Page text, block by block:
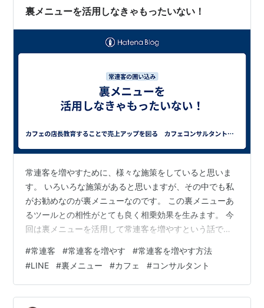
裏メニューを活用しなきゃもったいない！
常連客を増やすために、様々な施策をしていると思いま
す。 いろいろな施策があると思いますが、その中でも私
がお勧めなのが裏メニューなのです。 この裏メニューあ
るツールとの相性がとても良く相乗効果を生みます。 今
回は裏メニューを活用して常連客を増やすという話で
ない！
#常連客 #常連客を増やす #常連客を増やす方法
#LINE #裏メニュー #カフェ #コンサルタント